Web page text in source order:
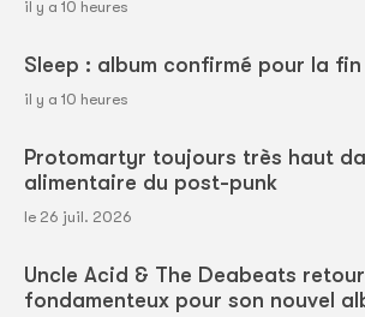
il y a 10 heures
Sleep : album confirmé pour la
il y a 10 heures
Protomartyr toujours très haut
alimentaire du post-punk
le 26 juil. 2026
Uncle Acid & The Deabeats
fondamenteux pour son nouvel